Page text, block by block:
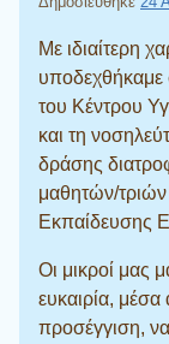
Με ιδιαίτερη
υποδεχθήκαμε
του Κέντρου
και τη
δράσης
μαθητών/
Εκπαίδευσης
Οι μικροί μας
ευκαιρία, μέσα
προσέγγιση,